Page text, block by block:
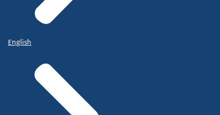
English